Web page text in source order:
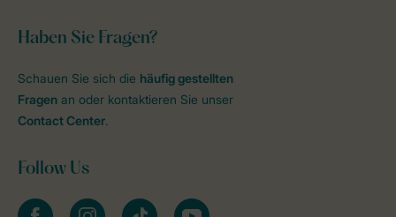
Haben Sie Fragen?
Schauen Sie sich die häufig gestellten
Fragen an oder kontaktieren Sie unser
Contact Center.
Follow Us
facebookinstagramtiktok youtube